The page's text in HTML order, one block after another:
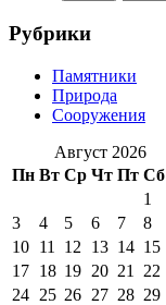
Рубрики
Памятники
Природа
Сооружения
Август 2026
Пн Вт Ср Чт Пт Сб
1
3
4 5 6 7 8
10 11 12 13 14 15
17 18 19 20 21 22
24 25 26 27 28 29